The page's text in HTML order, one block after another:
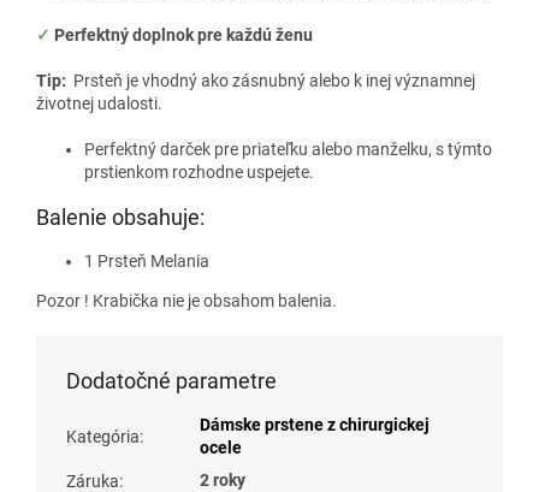
✓ Perfektný doplnok pre každú ženu
Tip: Prsteň je vhodný ako zásnubný alebo k inej významnej
životnej udalosti.
Perfektný darček pre priateľku alebo manželku, s týmto
prstienkom rozhodne uspejete.
Balenie obsahuje:
1 Prsteň Melania
Pozor ! Krabička nie je obsahom balenia.
Dodatočné parametre
Kategória:
Dámske prstene z chirurgickej
ocele
Záruka:
2 roky